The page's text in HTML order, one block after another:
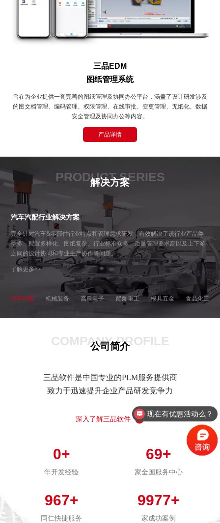
三品EDM
图纸管理系统
旨在为企业提供一套完善的图纸管理及协同办公平台，涵盖了设计研发涉及
的图文档管理、编码管理、权限管理、在线审批、变更管理、无纸化、数据
安全管理及协同办公等内容。
产品详情
PRODUCT SERIES
解决方案
汽车汽配行业解决方案
完全针对汽车&零部件行业特点和管理需求研发，有效解决了该行业产品类
型多、配置多样化、图纸复杂、行业标准众多、质量管理要求高以及上下游
之间的设计协同和专业生产协作等问题。
了解更多>>
汽车汽配 机械装备 高科电子 船舶重工 模具五金 食品化工
COMPANY PROFILE
公司简介
三品软件是中国专业的PLM服务提供商
致力于迅速提升企业产品研发竞争力
深入了解三品软件
0+
年开发经验
69+
家全国服务中心
967+
同仁快捷服务
9977+
家成功案例
现在有优惠活动么？